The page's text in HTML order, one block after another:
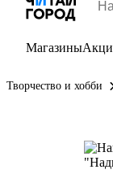
Магазины
Творчество и хобби